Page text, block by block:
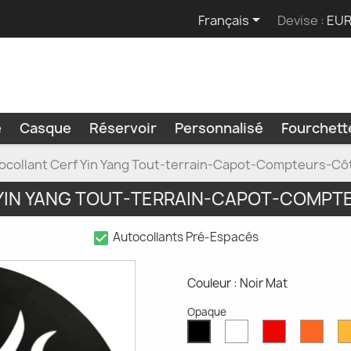
Français Devise :
Casque Réservoir Personnalisé
Cerf Yin Yang Tout-terrain-Capot-Compteurs-
YANG TOUT-TERRAIN-CAPOT-
check_box Autocollants Pré-Espacés
Couleur : Noir Mat
Opaque
Mat
Mat
Mat
Mat